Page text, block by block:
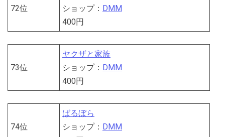
72位
ショップ： DMM
400円
73位
ヤクザと家族
ショップ： DMM
400円
74位
ばるぼら
ショップ： DMM